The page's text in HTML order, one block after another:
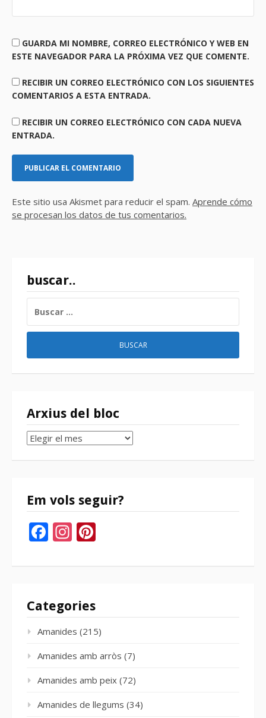
GUARDA MI NOMBRE, CORREO ELECTRÓNICO Y WEB EN
ESTE NAVEGADOR PARA LA PRÓXIMA VEZ QUE COMENTE.
RECIBIR UN CORREO ELECTRÓNICO CON LOS SIGUIENTES
COMENTARIOS A ESTA ENTRADA.
RECIBIR UN CORREO ELECTRÓNICO CON CADA NUEVA
ENTRADA.
Este sitio usa Akismet para reducir el spam. Aprende cómo
se procesan los datos de tus comentarios.
buscar..
Arxius del bloc
Arxius
bloc
Em vols seguir?
Facebook
Instagram
Categories
Amanides (215)
Amanides amb arròs (7)
Amanides amb peix (72)
Amanides de llegums (34)